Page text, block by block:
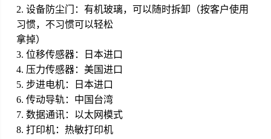
2.设备防尘门：有机玻璃，可以随时拆卸（按客户使用
习惯，不习惯可以轻松
拿掉）
3.位移传感器：日本进口
4. 压力传感器：美国进口
5. 步进电机：日本进口
6.传动导轨：中国台湾
7.数据通讯：以太网模式
8.打印机：热敏打印机